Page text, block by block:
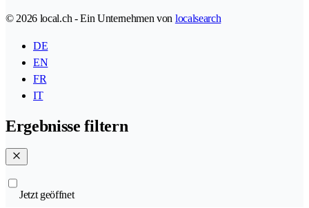
© 2026 local.ch - Ein Unternehmen von localsearch
DE
EN
FR
IT
Ergebnisse filtern
Jetzt geöffnet